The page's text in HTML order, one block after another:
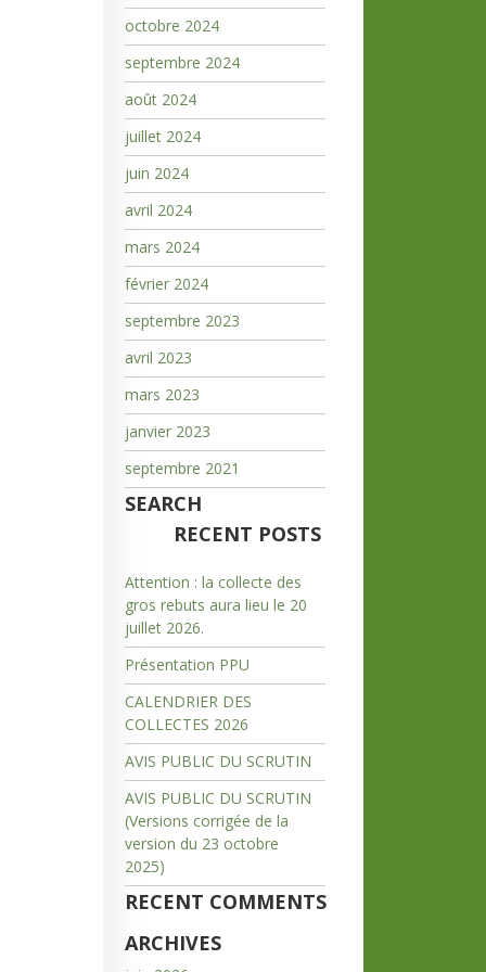
octobre 2024
septembre 2024
août 2024
juillet 2024
juin 2024
avril 2024
mars 2024
février 2024
septembre 2023
avril 2023
mars 2023
janvier 2023
septembre 2021
SEARCH
RECENT POSTS
Attention : la collecte des
gros rebuts aura lieu le 20
juillet 2026.
Présentation PPU
CALENDRIER DES
COLLECTES 2026
AVIS PUBLIC DU SCRUTIN
AVIS PUBLIC DU SCRUTIN
(Versions corrigée de la
version du 23 octobre
2025)
RECENT COMMENTS
ARCHIVES